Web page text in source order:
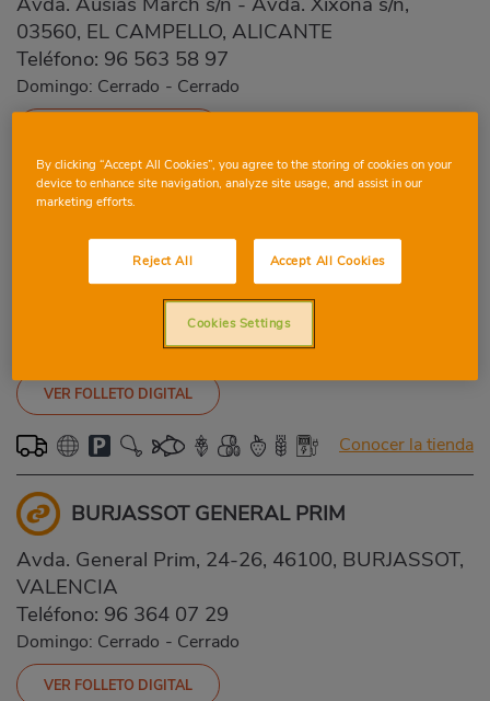
03560, EL CAMPELLO, ALICANTE
Teléfono: 96 563 58 97
Domingo: Cerrado - Cerrado
Conocer la tienda
SOLLANA
Holanda, 1, 46430, SOLLANA, VALENCIA
96 174 02 75
-Cerrado
VER FOLLETO DIGITAL
Conocer la tienda
BURJASSOT GENERAL PRIM
Avda. General Prim, 24-26, 46100, BURJASSOT,
VALENCIA
Teléfono: 96 364 07 29
Domingo: Cerrado - Cerrado
VER FOLLETO DIGITAL
By clicking “Accept All Cookies”, you agree to the storing of cookies on your
device to enhance site navigation, analyze site usage, and assist in our
marketing efforts.
Reject All Accept All Cookies
Cookies Settings